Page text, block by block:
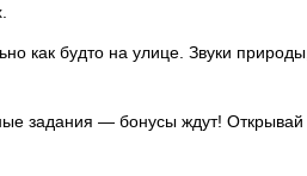
как будто на улице. Звуки природы,
задания — бонусы ждут! Открывай